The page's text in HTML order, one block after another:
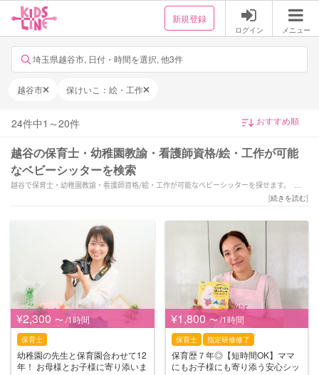
新規登録
ログイン メニュー
埼玉県越谷市, 日付・時間を選択, 他3件
越谷市 保けいこ：絵・工作
24件中1 ～20件
越谷の保育士・幼稚園教諭・看護師資格/絵・工作が可能
なベビーシッターを検索
越谷で保育士・幼稚園教諭・看護師資格/絵・工作が可能なベビーシッターを探せます。「寄
り添うもうひとつの手となります！」「幼稚園教諭☆保育士資格有☆0•2歳の母★送迎・短時
けています。」などの強みを持つシッターが対応いたします。越谷で様々なスキルを持ったサ
ポーターの中から、ご予算や依頼内容に合わせて選んでいただけます。
[続きを読む]
¥2,300 〜 /1時間
保育士
幼稚園の先生と保育園合わせて12
年！ お母様とお子様に寄り添いま
¥1,800 〜 /1時間
保育士 指定研修修了
保育歴７年◎【短時間OK】ママ
にもお子様にも寄り添う安心シッ